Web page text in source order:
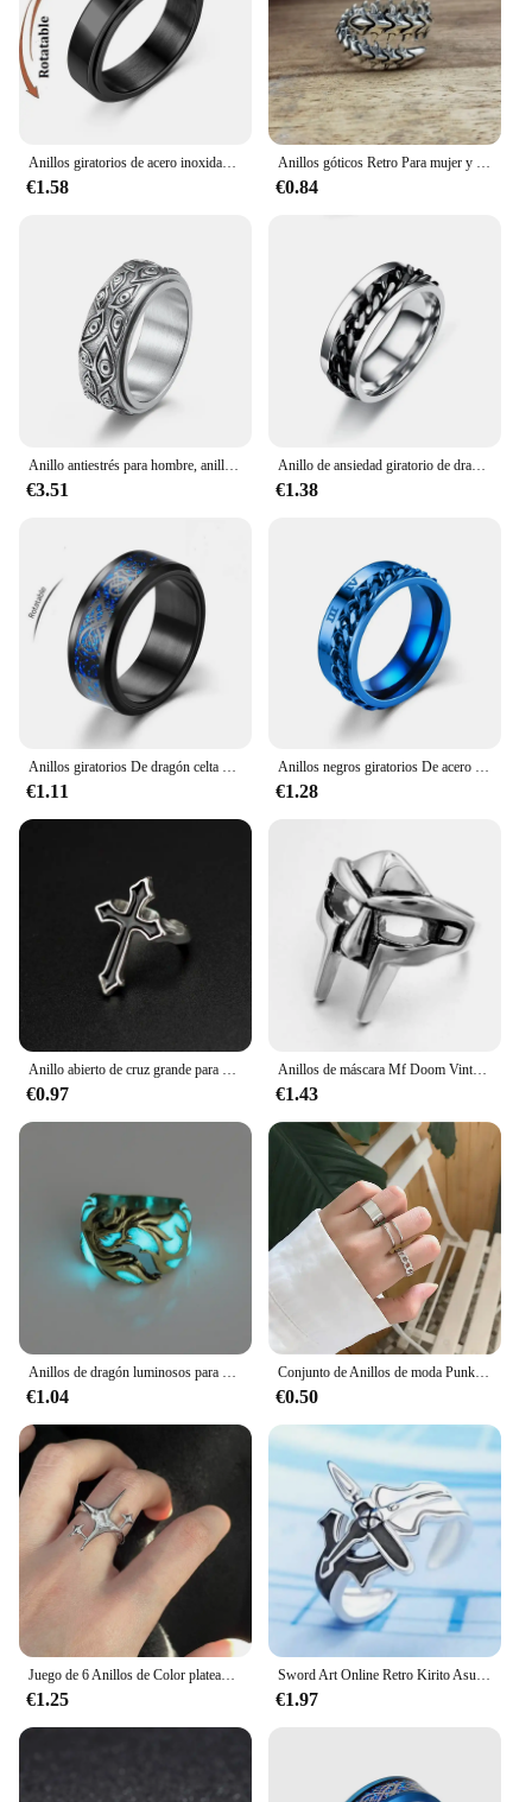
delight.
€1.58 €0.84
€3.51
Anillo de ansiedad giratorio de dragón celta Punk para hombres, Spinner Fidget, incrustaciones de acero inoxidable, Anillo de banda de Rock de Metal de fibra de carbono
€1.38
Anillos giratorios De dragón celta vikingo para hombres, acero inoxidable, antiestrés y Ansiedad, Relife, Anillos giratorios
€1.11
Anillos negros giratorios De acero inoxidable para hombres, cadena De nudillos giratorios con números romanos, ansiedad, Metal Fidget
€1.28
Anillo abierto de cruz grande para mujer y hombre, joyería de fiesta, estilo gótico, de Metal, Color negro, 1 unidad
€0.97
Anillos de máscara Mf Doom Vintage para hombres, Anillo masculino de Gladiador, Faraón Egipcio, accesorios de joyería gótica para fiesta de Hip Hop
€1.43
Anillos de dragón luminosos para hombre, joyería única de acero inoxidable, ajustable, gótico, Vintage, para Halloween
€1.04
Conjunto de Anillos de moda Punk para mujer, Anillos de articulación de cadena cruzada negra Simple Vintage, accesorios para mujer, regalos de joyería para fiesta
€0.50
Juego de 6 Anillos de Color plateado para Hombre, Set de 6 piezas, Punk, póker, Joker, esqueleto gótico, billar, Emo, joyería de moda
€1.25
Sword Art Online Retro Kirito Asuna Cruz Anillo abierto para amantes mujeres hombres Anillos de dedo de Metal ajustables joyería de fiesta Anillo
€1.97